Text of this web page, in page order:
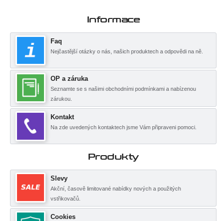
Informace
Faq
Nejčastější otázky o nás, našich produktech a odpovědi na ně.
OP a záruka
Seznamte se s našimi obchodními podmínkami a nabízenou
zárukou.
Kontakt
Na zde uvedených kontaktech jsme Vám připraveni pomoci.
Produkty
Slevy
Akční, časově limitované nabídky nových a použitých
vstřikovačů.
Cookies